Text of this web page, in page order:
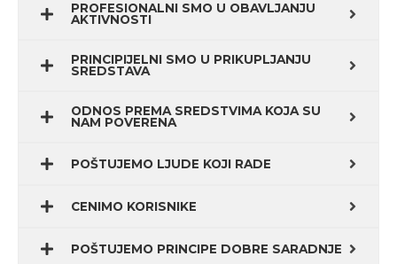
PROFESIONALNI SMO U OBAVLJANJU
AKTIVNOSTI
PRINCIPIJELNI SMO U PRIKUPLJANJU
SREDSTAVA
ODNOS PREMA SREDSTVIMA KOJA SU
NAM POVERENA
POŠTUJEMO LJUDE KOJI RADE
CENIMO KORISNIKE
POŠTUJEMO PRINCIPE DOBRE SARADNJE